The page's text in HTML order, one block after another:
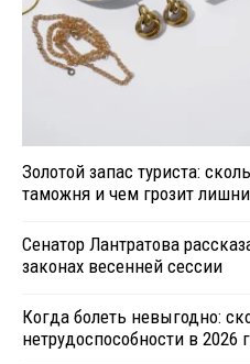
Золотой запас туриста:
таможня и чем грозит
Сенатор Лантратова
законах весенней сессии
Когда болеть невыгодно:
нетрудоспособности в 2026